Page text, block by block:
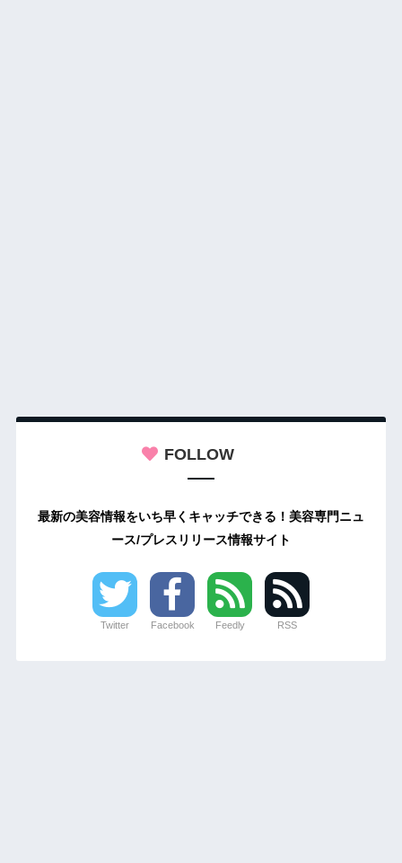
FOLLOW
最新の美容情報をいち早くキャッチできる！美容専門ニュ
ース/プレスリリース情報サイト
Twitter Facebook Feedly RSS